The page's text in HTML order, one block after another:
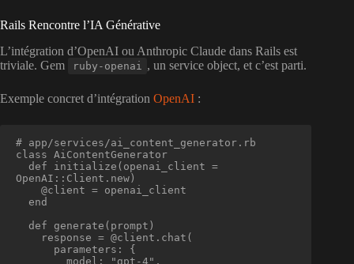
Rails Rencontre l’IA Générative
L’intégration d’OpenAI ou Anthropic Claude dans Rails est
triviale. Gem
ruby-openai , un service object, et c’est parti.
Exemple concret d’intégration OpenAI :
# app/services/ai_content_generator.rb
class AiContentGenerator
OpenAI::Client.new)